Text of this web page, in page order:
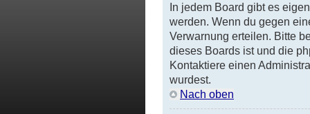
In jedem Board gibt es
werden. Wenn du gegen
Verwarnung erteilen. Bitte
dieses Boards ist und die
Kontaktiere einen
wurdest.
Nach oben